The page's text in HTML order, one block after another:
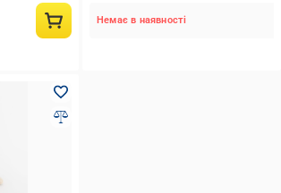
Немає в наявності